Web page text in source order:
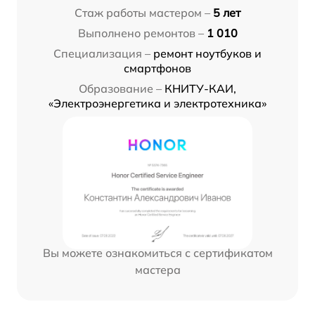
Стаж работы мастером – 5 лет
Выполнено ремонтов – 1 010
Специализация – ремонт ноутбуков и
смартфонов
Образование – КНИТУ-КАИ,
«Электроэнергетика и электротехника»
Вы можете ознакомиться с сертификатом
мастера